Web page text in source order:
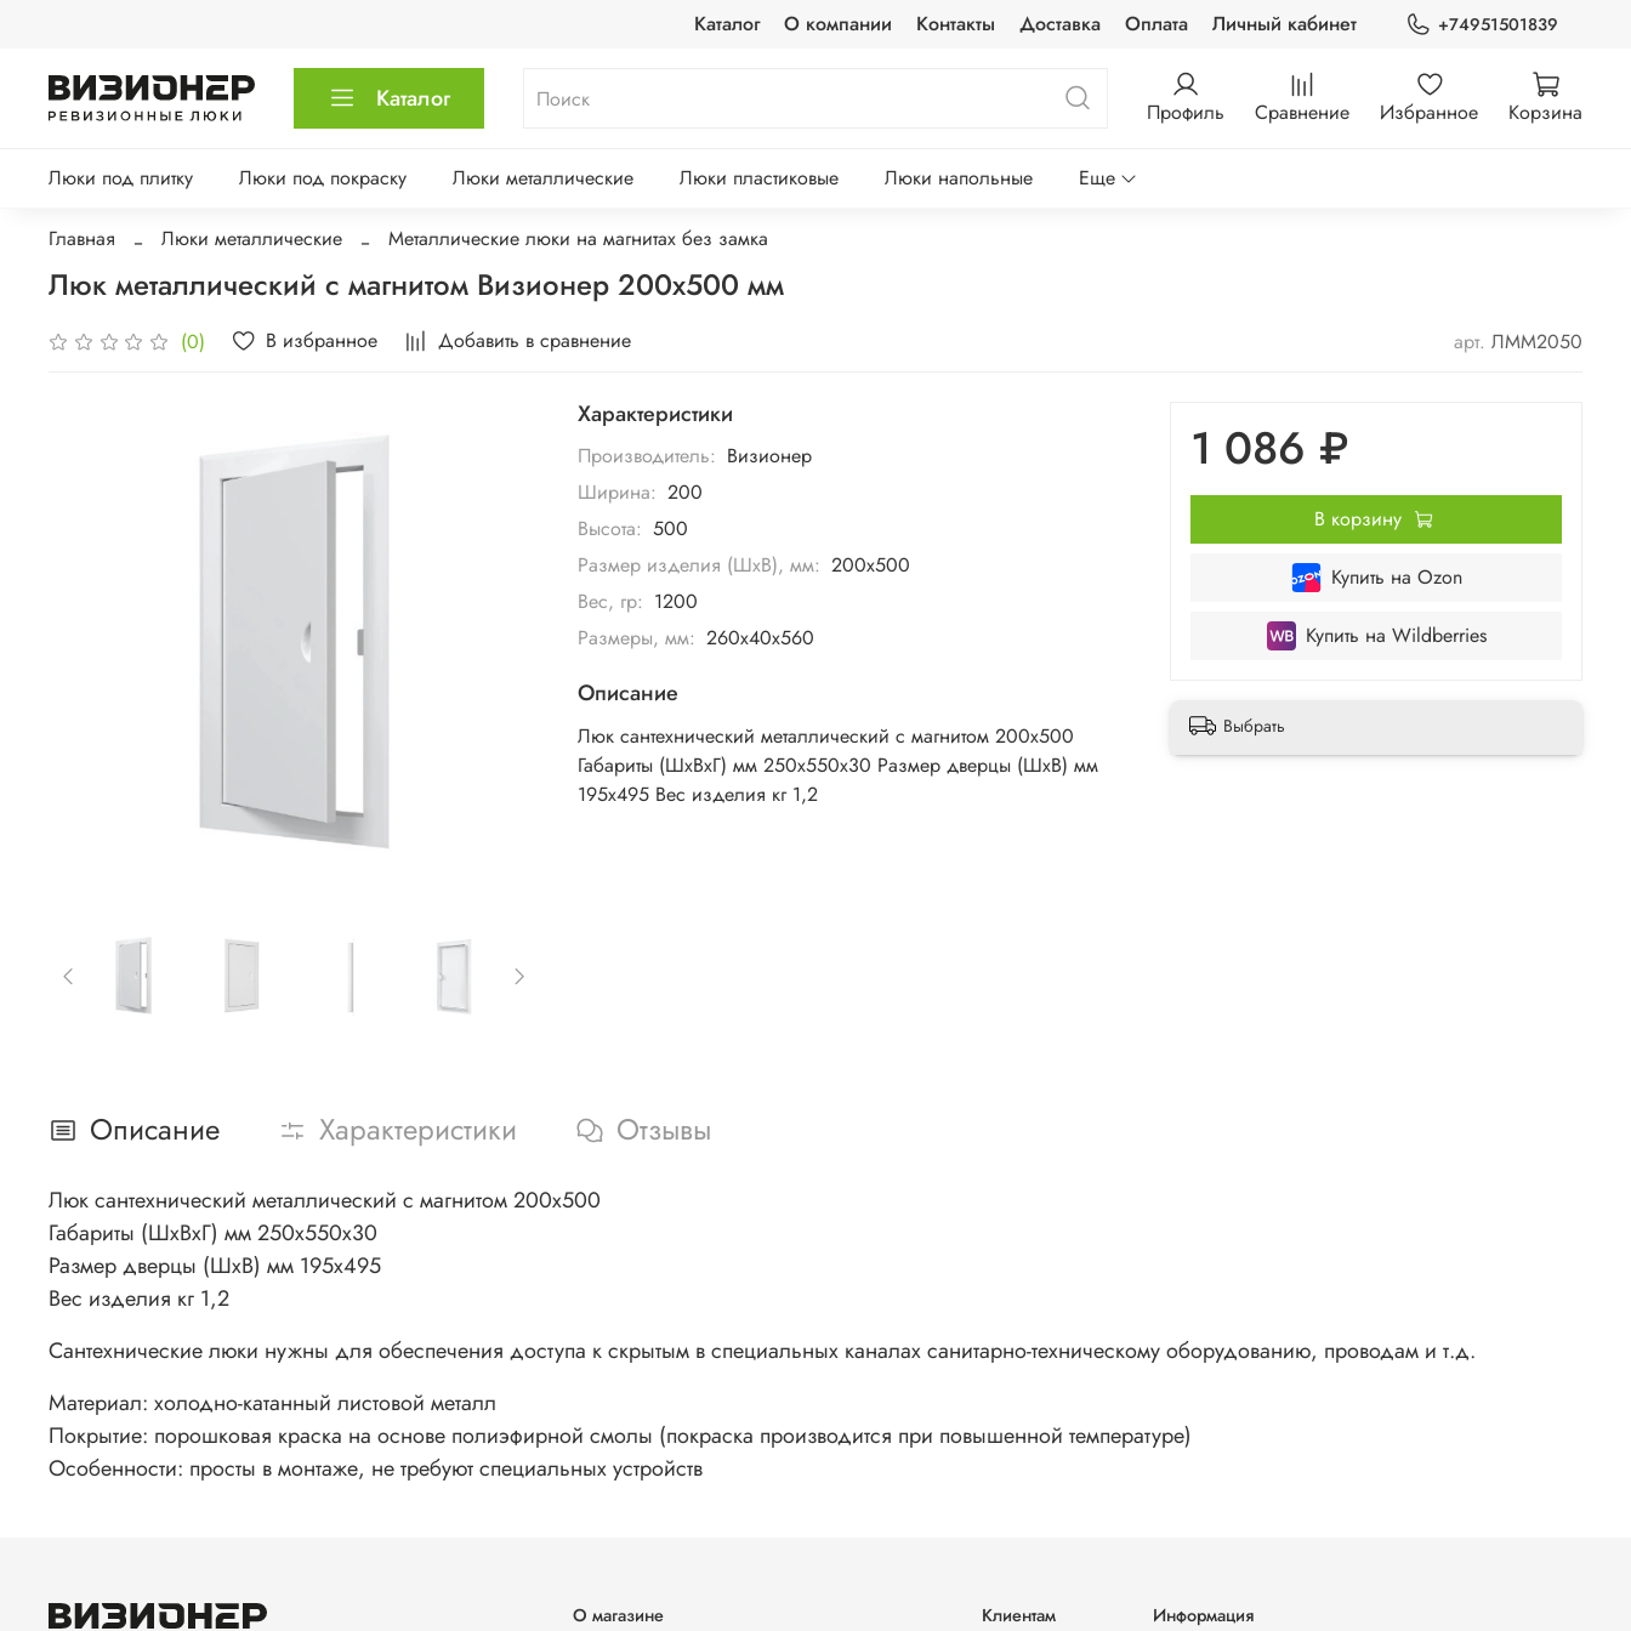
Каталог О компании Контакты Доставка Оплата Личный кабинет +74951501839
Каталог Профиль Сравнение Избранное Корзина
Люки под плитку Люки под покраску Люки металлические Люки пластиковые Люки напольные Еще
Главная Люки металлические Металлические люки на магнитах без замка
Люк металлический с магнитом Визионер 200х500 мм
(0) В избранное Добавить в сравнение арт. ЛММ2050
Характеристики
Производитель: Визионер
Ширина: 200
Высота: 500
Размер изделия (ШхВ), мм: 200х500
Вес, гр: 1200
Размеры, мм: 260x40x560
Описание
Люк сантехнический металлический с магнитом 200х500
Габариты (ШхВхГ) мм 250х550х30 Размер дверцы (ШхВ) мм
195х495 Вес изделия кг 1,2
1 086 ₽
В корзину
Купить на Ozon
Купить на Wildberries
Выбрать
Описание Характеристики Отзывы
Люк сантехнический металлический с магнитом 200х500
Габариты (ШхВхГ) мм 250х550х30
Размер дверцы (ШхВ) мм 195х495
Вес изделия кг 1,2
Сантехнические люки нужны для обеспечения доступа к скрытым в специальных каналах санитарно-техническому оборудованию, проводам и т.д.
Материал: холодно-катанный листовой металл
Покрытие: порошковая краска на основе полиэфирной смолы (покраска производится при повышенной температуре)
Особенности: просты в монтаже, не требуют специальных устройств
О магазине Клиентам Информация